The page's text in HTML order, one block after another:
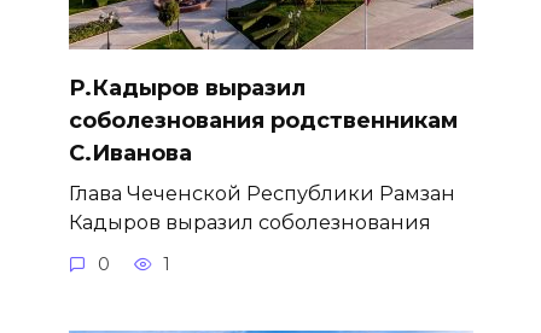
Р.Кадыров выразил
соболезнования родственникам
С.Иванова
Глава Чеченской Республики Рамзан
Кадыров выразил соболезнования
0 1